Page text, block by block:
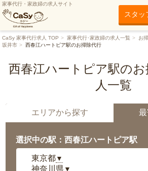
家事代行・家政婦の求人サイト
スタッ
CaSy 家事代行求人 TOP 家事代行･家政婦の求人一覧 お
坂井市
西春江ハートピア駅のお掃除代行
西春江ハートピア駅の
人一覧
エリアから探す
選択中の駅：西春江ハートピア駅
東京都▼
神奈川県 ▼